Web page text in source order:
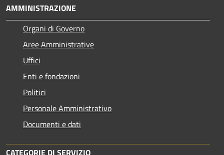
AMMINISTRAZIONE
Organi di Governo
Aree Amministrative
Uffici
Enti e fondazioni
Politici
Personale Amministrativo
Documenti e dati
CATEGORIE DI SERVIZIO